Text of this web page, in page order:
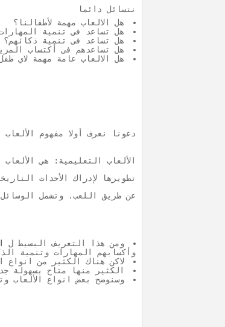
نتسائل دائما
هل الالعاب مهمة لأطفالنا؟
هل تساعد في تنمية
هل تساعد فى تنمية ذكائهم؟
هل تساعدهم فى أكتساب
هل الالعاب عامة مهمة لاي
دعونا نعرف أولا مفهوم الألعاب
الألعاب التعليمية: هي
تطويرها لإدراك الأحداث
عن طريق اللعب. وتشمل
ومن هذا التعريف البسيط ل
وأكسابهم المهارات وتنمية
لاكن هناك الكثير من انواع
الكثير منها متاح بسهولة
وسنوضح بعض انواع الألعاب